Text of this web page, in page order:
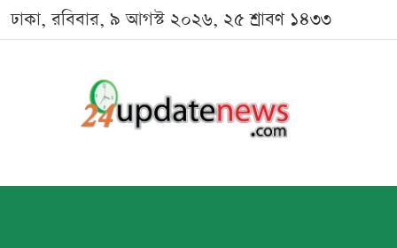
ঢাকা, রবিবার, ৯ আগস্ট ২০২৬, ২৫ শ্রাবণ ১৪৩৩